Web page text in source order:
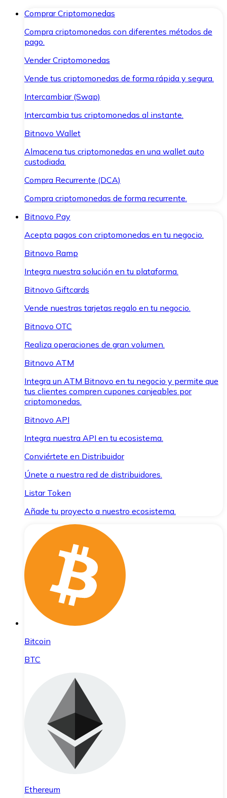
Comprar Criptomonedas
Compra criptomonedas con diferentes métodos de
pago.
Vender Criptomonedas
Vende tus criptomonedas de forma rápida y segura.
Intercambiar (Swap)
Intercambia tus criptomonedas al instante.
Bitnovo Wallet
Almacena tus criptomonedas en una wallet auto
custodiada.
Compra Recurrente (DCA)
Compra criptomonedas de forma recurrente.
Bitnovo Pay
Acepta pagos con criptomonedas en tu negocio.
Bitnovo Ramp
Integra nuestra solución en tu plataforma.
Bitnovo Giftcards
Vende nuestras tarjetas regalo en tu negocio.
Bitnovo OTC
Realiza operaciones de gran volumen.
Bitnovo ATM
Integra un ATM Bitnovo en tu negocio y permite que
tus clientes compren cupones canjeables por
criptomonedas.
Bitnovo API
Integra nuestra API en tu ecosistema.
Conviértete en Distribuidor
Únete a nuestra red de distribuidores.
Listar Token
Añade tu proyecto a nuestro ecosistema.
Bitcoin
BTC
Ethereum